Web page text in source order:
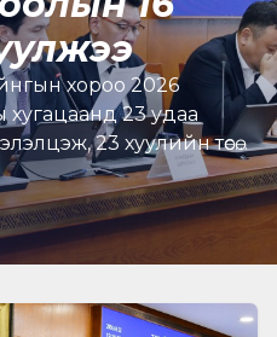
хороо 2026
хугацаанд 23 удаа
23 хуулийн төсөл,
төслийг нэгдсэн
бэлтгэл ханган
төсөл, Улсын Их
нэгдсэн
хэлэлцэн